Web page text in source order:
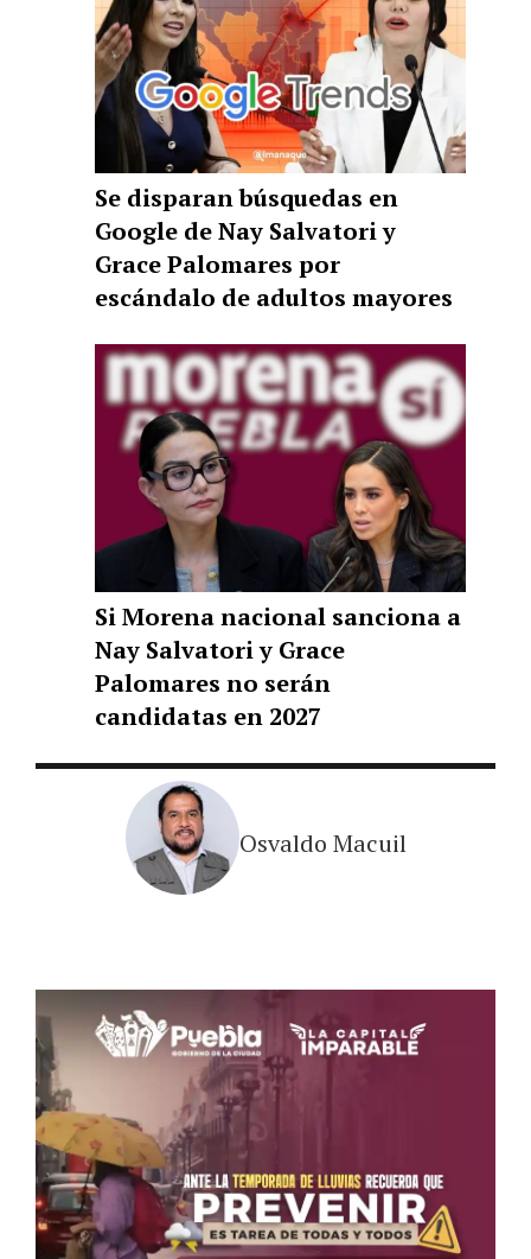
Se disparan búsquedas en
Google de Nay Salvatori y
Grace Palomares por
escándalo de adultos mayores
Si Morena nacional sanciona a
Nay Salvatori y Grace
Palomares no serán
candidatas en 2027
Osvaldo Macuil